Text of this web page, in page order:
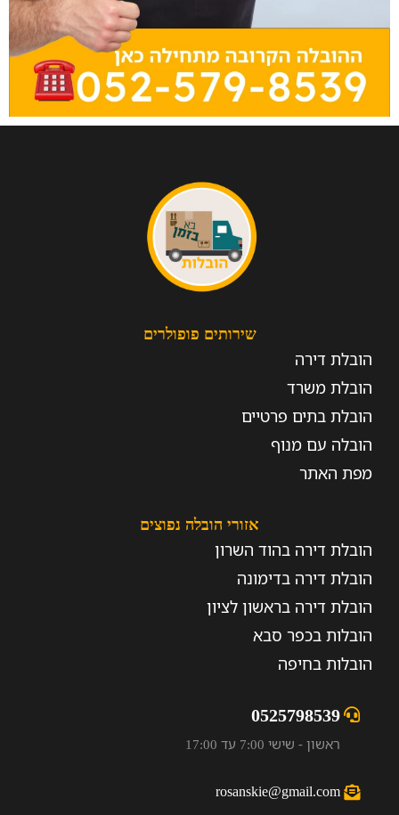
שירותים פופולרים
הובלת דירה
הובלת משרד
הובלת בתים פרטיים
הובלה עם מנוף
מפת האתר
אזורי הובלה נפוצים
הובלת דירה בהוד השרון
הובלת דירה בדימונה
הובלת דירה בראשון לציון
הובלות בכפר סבא
הובלות בחיפה
0525798539
ראשון - שישי 7:00 עד 17:00
rosanskie@gmail.com